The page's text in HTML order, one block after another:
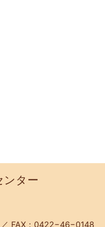
ンター
FAX：0422−46−0148